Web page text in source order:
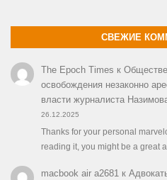
СВЕЖИЕ
The Epoch Times к
освобождения незаконно
власти журналиста
26.12.2025
Thanks for your personal
reading it, you might be a great
macbook air a2681к